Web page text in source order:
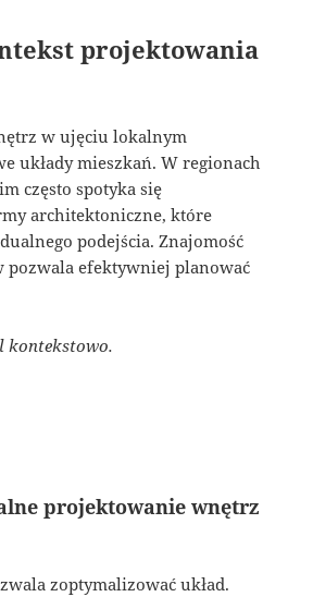
projektowania
w ujęciu lokalnym
układy mieszkań. W regionach
często spotyka się
architektoniczne, które
podejścia. Znajomość
efektywniej planować
kontekstowo.
projektowanie wnętrz
zoptymalizować układ.